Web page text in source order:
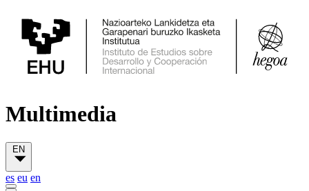
Multimedia
EN
es eu en